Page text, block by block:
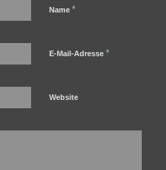
Name *
E-Mail-Adresse *
Website